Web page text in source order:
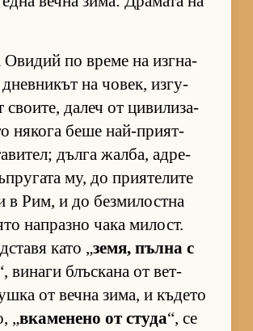
Ови­дий по време на из­г­на­
на чо­век, из­гу­
сво­и­те, да­леч от ци­ви­ли­за­
ня­кога беше най-при­ят­
дълга жал­ба, ад­ре­
му, до при­я­те­лите
в Рим, и до без­ми­лос­тна
нап­разно чака ми­лост.
като „зе­мя, пълна с
ви­наги блъс­кана от вет­
от вечна зи­ма, и къ­дето
„вка­ме­нено от студа“, се